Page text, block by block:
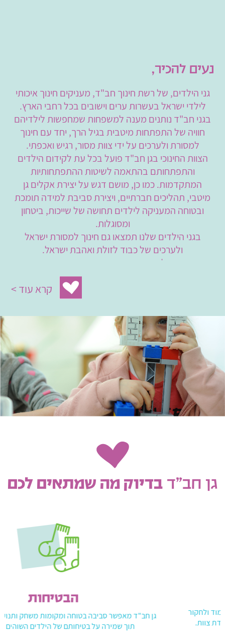
נעים להכיר,
גני הילדים, של רשת חינוך חב"ד, מעניקים חינוך איכותי
לילדי ישראל בעשרות ערים וישובים בכל רחבי הארץ.
בגני חב"ד נותנים מענה למשפחות שמחפשות לילדיהם
חוויה של התפתחות מיטבית בגיל הרך, יחד עם חינוך
למסורת ולערכים על ידי צוות מסור, רגיש ואכפתי.
הצוות החינוכי בגן חב"ד פועל בכל עת לקידום הילדים
והתפתחותם בהתאמה לשיטות ההתפתחותיות
המתקדמות. כמו כן, מושם דגש על יצירת אקלים גן
מיטבי, תהליכים חברתיים, ויצירת סביבת למידה תומכת
ובטוחה המעניקה לילדים תחושה של שייכות, ביטחון
ומסוגלות.
בגני הילדים שלנו תמצאו גם חינוך למסורת ישראל
ולערכים של כבוד לזולת ואהבת ישראל.
אנו מחוייבים לעבודה מקצועית, משמעותית וחווייתית עם
הילדים, ומאמינים שכל הטוב שהם רוכשים היום, ילווה
אותם, בעזרת ה', בהמשך חייהם.
קרא עוד >
גן חב”ד בדיוק מה שמתאים לכם
גן חב"ד מאפשר סביבה בטוחה ומקומות משחק ותנועה מגוונים,
תוך שמירה על בטיחותם של הילדים השוהים בגן.